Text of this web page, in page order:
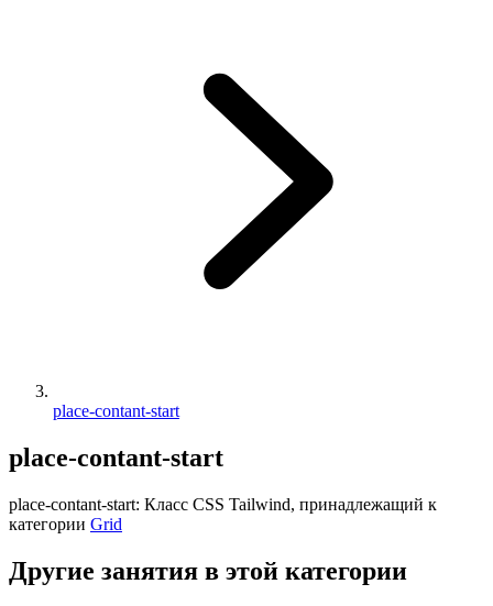
place-contant-start
place-contant-start
place-contant-start: Класс CSS Tailwind, принадлежащий к
категории Grid
Другие занятия в этой категории